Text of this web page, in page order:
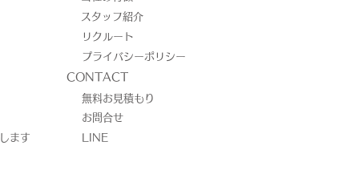
ます
スタッフ紹介
リクルート
プライバシーポリシー
CONTACT
無料お見積もり
お問合せ
LINE